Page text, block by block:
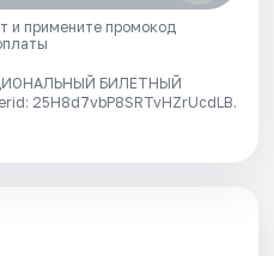
и примените промокод
БИЛЕТНЫЙ
25H8d7vbP8SRTvHZrUcdLB.